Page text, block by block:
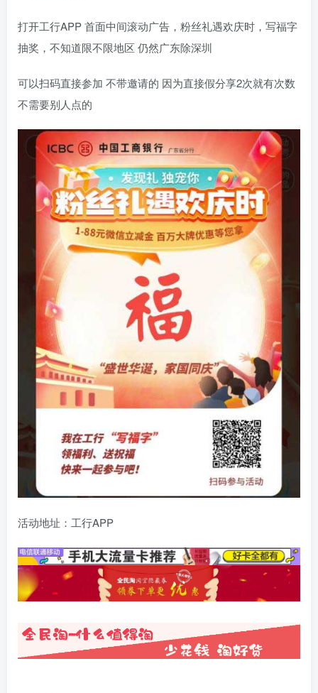
打开工行APP 首面中间滚动广告，粉丝礼遇欢庆时，写福字
抽奖，不知道限不限地区 仍然广东除深圳
可以扫码直接参加 不带邀请的 因为直接假分享2次就有次数
不需要别人点的
活动地址：工行APP